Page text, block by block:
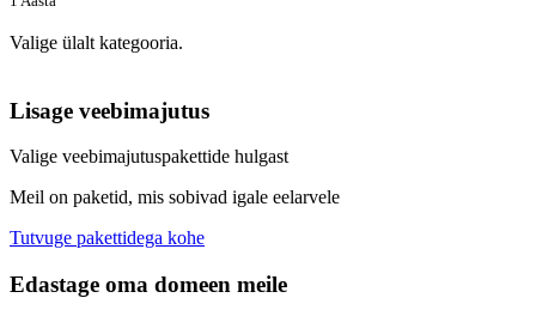
Valige ülalt kategooria.
Lisage veebimajutus
Valige veebimajutuspakettide hulgast
Meil on paketid, mis sobivad igale eelarvele
Tutvuge pakettidega kohe
Edastage oma domeen meile